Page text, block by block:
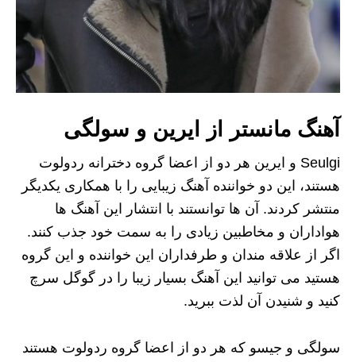
آهنگ مانستر از ایرین و سولگی
Seulgi و ایرین هر دو از اعضا گروه دخترانه ردولوت
هستند، این دو خواننده آهنگ زیبایی را با همکاری یکدیگر
منتشر کردند. آن ها توانستند با انتشار این آهنگ ها
هواداران و مخاطبین زیادی را به سمت خود جذب کنند.
اگر از علاقه مندان و طرفداران این خواننده و این گروه
هستید می توانید این آهنگ بسیار زیبا را در گوگل سرچ
کنید و شنیدن آن لذت ببرید.
سولگی و جیسو که هر دو از اعضا گروه ردولوت هستند